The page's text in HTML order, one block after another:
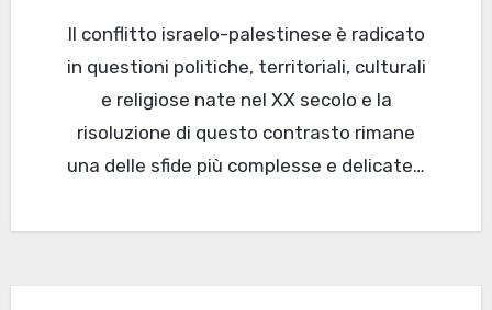
Il conflitto israelo-palestinese è radicato
in questioni politiche, territoriali, culturali
e religiose nate nel XX secolo e la
risoluzione di questo contrasto rimane
una delle sfide più complesse e delicate…